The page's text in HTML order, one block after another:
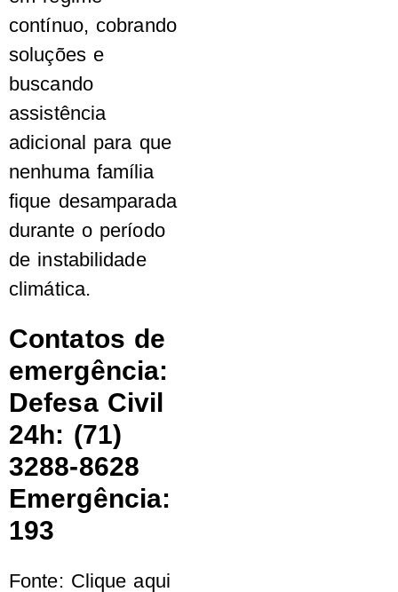
contínuo, cobrando
soluções e
buscando
assistência
adicional para que
nenhuma família
fique desamparada
durante o período
de instabilidade
climática.
Contatos de
emergência:
Defesa Civil
24h: (71)
3288-8628
Emergência:
193
Fonte: Clique aqui